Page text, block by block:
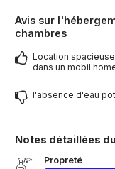
Avis sur
chambres
Location
dans un mobil
l'absence d'eau
Notes détaillées
Propreté